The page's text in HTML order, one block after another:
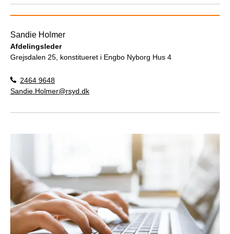
Sandie Holmer
Afdelingsleder
Grejsdalen 25, konstitueret i Engbo Nyborg Hus 4
2464 9648
Sandie.Holmer@rsyd.dk